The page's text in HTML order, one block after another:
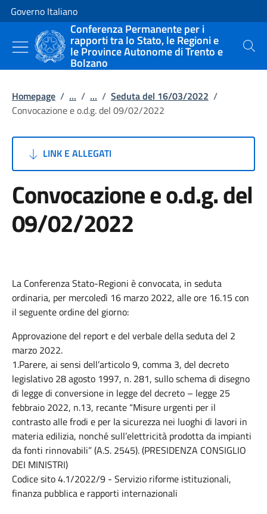
Vai al contenuto
Vai alla navigazione del sito
Governo Italiano
Conferenza Permanente per i
rapporti tra lo Stato, le Regioni e
le Province Autonome di Trento e
Bolzano
Cerca
Homepage / ... / ... / Seduta del 16/03/2022 /
Convocazione e o.d.g. del 09/02/2022
LINK E ALLEGATI
Convocazione e o.d.g. del
09/02/2022
La Conferenza Stato-Regioni è convocata, in seduta
ordinaria, per mercoledì 16 marzo 2022, alle ore 16.15 con
il seguente ordine del giorno:
Approvazione del report e del verbale della seduta del 2
marzo 2022.
1.Parere, ai sensi dell’articolo 9, comma 3, del decreto
legislativo 28 agosto 1997, n. 281, sullo schema di disegno
di legge di conversione in legge del decreto – legge 25
febbraio 2022, n.13, recante “Misure urgenti per il
contrasto alle frodi e per la sicurezza nei luoghi di lavori in
materia edilizia, nonché sull’elettricità prodotta da impianti
da fonti rinnovabili” (A.S. 2545). (PRESIDENZA CONSIGLIO
DEI MINISTRI)
Codice sito 4.1/2022/9 - Servizio riforme istituzionali,
finanza pubblica e rapporti internazionali